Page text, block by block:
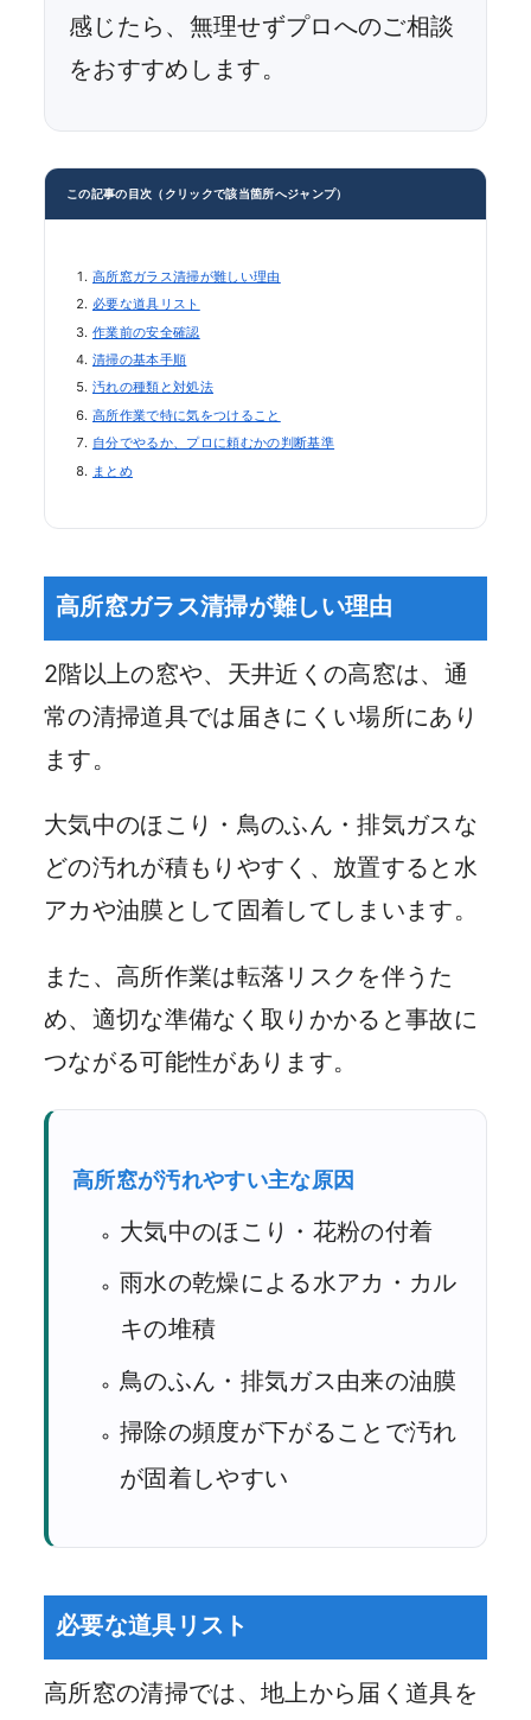
感じたら、無理せずプロへのご相談
をおすすめします。
この記事の目次（クリックで該当箇所へジャンプ）
高所窓ガラス清掃が難しい理由
必要な道具リスト
作業前の安全確認
清掃の基本手順
汚れの種類と対処法
高所作業で特に気をつけること
自分でやるか、プロに頼むかの判断基準
まとめ
高所窓ガラス清掃が難しい理由
2階以上の窓や、天井近くの高窓は、通
常の清掃道具では届きにくい場所にあり
ます。
大気中のほこり・鳥のふん・排気ガスな
どの汚れが積もりやすく、放置すると水
アカや油膜として固着してしまいます。
また、高所作業は転落リスクを伴うた
め、適切な準備なく取りかかると事故に
つながる可能性があります。
高所窓が汚れやすい主な原因
大気中のほこり・花粉の付着
雨水の乾燥による水アカ・カル
キの堆積
鳥のふん・排気ガス由来の油膜
掃除の頻度が下がることで汚れ
が固着しやすい
必要な道具リスト
高所窓の清掃では、地上から届く道具を